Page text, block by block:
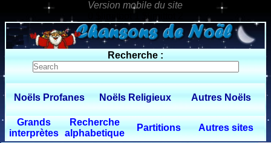
0 $limitbot 1 $limittot 2
Recherche :
Noëls Profanes Noëls Religieux Autres Noëls
Grands
interprètes
Recherche
alphabetique
Partitions Autres sites